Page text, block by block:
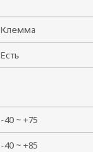
Клемма
Есть
-40 ~ +75
-40 ~ +85